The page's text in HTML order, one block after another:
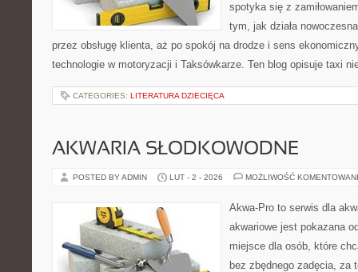
spotyka się z
tym, jak działa
przez obsługę klienta, aż po spokój na drodze i sens
technologie w motoryzacji i Taksówkarze. Ten blog opisuje taxi
CATEGORIES: LITERATURA DZIECIĘCA
AKWARIA SŁODKOWODNE
POSTED BY ADMIN LUT - 2 - 2026 MOŻLIWOŚĆ
Akwa-Pro to serwis dla
akwariowe jest pokazana
miejsce dla osób, które
bez zbędnego zadęcia, za